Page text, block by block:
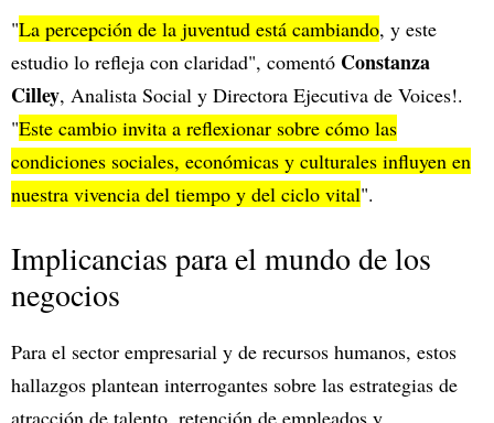
"La percepción de la juventud está cambiando, y este
estudio lo refleja con claridad", comentó Constanza
Cilley, Analista Social y Directora Ejecutiva de Voices!.
"Este cambio invita a reflexionar sobre cómo las
condiciones sociales, económicas y culturales influyen en
nuestra vivencia del tiempo y del ciclo vital".
Implicancias para el mundo de los
negocios
Para el sector empresarial y de recursos humanos, estos
hallazgos plantean interrogantes sobre las estrategias de
atracción de talento, retención de empleados y